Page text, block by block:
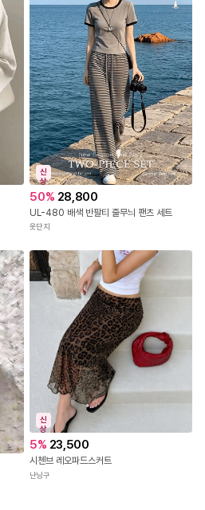
신
상
50% 28,800
UL-480 배색 반팔티 줄무늬 팬츠 세트
옷단지
신
상
5% 23,500
시첸브 레오파드스커트
난닝구